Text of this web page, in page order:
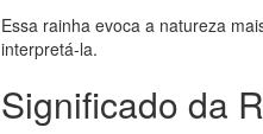
Essa rainha evoca a natureza
interpretá-la.
Significado da